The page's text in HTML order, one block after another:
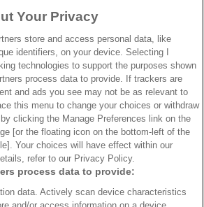
→AdmiralBet besuchen
→Bwin besuchen
Your Privacy
store and access personal data, like
identifiers, on your device. Selecting I
technologies to support the purposes shown
process data to provide. If trackers are
and ads you see may not be as relevant to
this menu to change your choices or withdraw
clicking the Manage Preferences link on the
[or the floating icon on the bottom-left of the
Your choices will have effect within our
refer to our Privacy Policy.
process data to provide:
data. Actively scan device characteristics